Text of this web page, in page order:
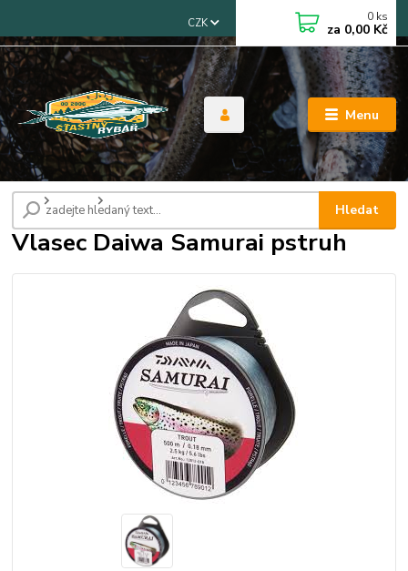
Menu
CZK
Hledat
0 ks
za 0,00 Kč
Úvod Vlasce Vlasec Daiwa Samurai pstruh
Vlasec Daiwa Samurai pstruh